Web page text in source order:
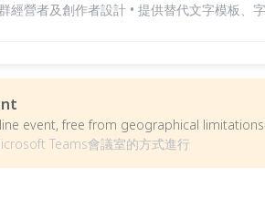
經營者及創作者設計 • 提供替代文字模板、
event, free from geographical
Teams會議室的方式進行